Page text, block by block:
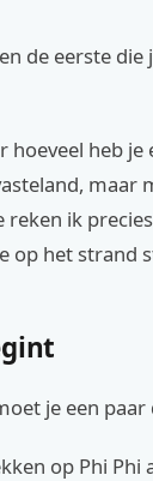
de eerste
heb
maar
ik
op het strand
je een
op Phi Phi